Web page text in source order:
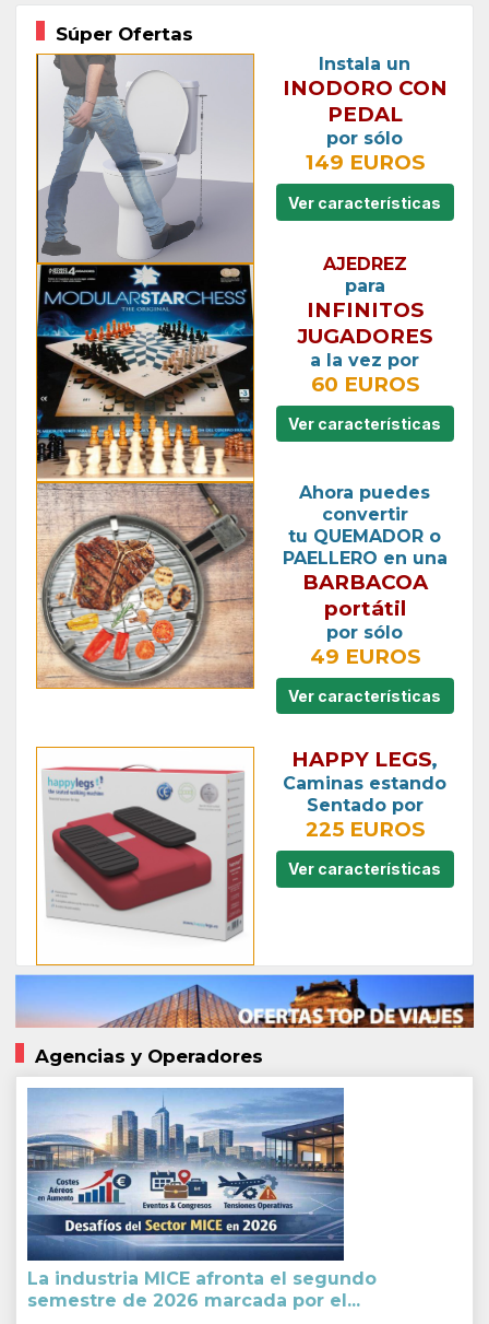
Súper Ofertas
Instala un
INODORO CON
PEDAL
por sólo
149 EUROS
Ver características
AJEDREZ
para
INFINITOS
JUGADORES
a la vez por
60 EUROS
Ver características
Ahora puedes
convertir
tu QUEMADOR o
PAELLERO en una
BARBACOA
portátil
por sólo
49 EUROS
Ver características
HAPPY LEGS,
Caminas estando
Sentado por
225 EUROS
Ver características
Agencias y Operadores
La industria MICE afronta el segundo
semestre de 2026 marcada por el...